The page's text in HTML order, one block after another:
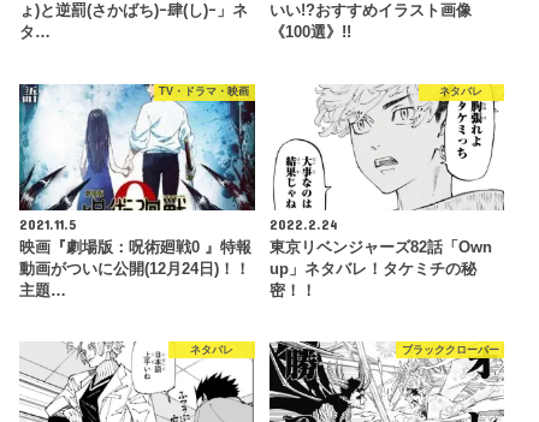
ょ)と逆罰(さかばち)ｰ肆(し)ｰ」ネ
タ…
いい!?おすすめイラスト画像
《100選》!!
TV・ドラマ・映画
2021.11.5
映画『劇場版：呪術廻戦0 』特報
動画がついに公開(12月24日)！！
主題…
ネタバレ
2022.2.24
東京リベンジャーズ82話「Own
up」ネタバレ！タケミチの秘
密！！
ネタバレ ブラッククローバー